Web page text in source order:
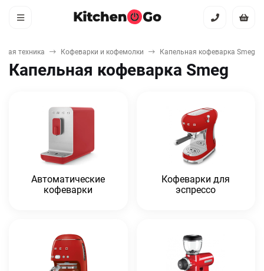
техника Кофеварки и кофемолки Капельная кофеварка Smeg
Капельная кофеварка Smeg
Автоматические
кофеварки
Кофеварки для
эспрессо